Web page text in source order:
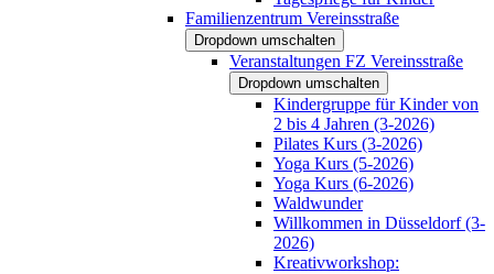
Familienzentrum Vereinsstraße
Dropdown umschalten
Veranstaltungen FZ Vereinsstraße
Dropdown umschalten
Kindergruppe für Kinder von
2 bis 4 Jahren (3-2026)
Pilates Kurs (3-2026)
Yoga Kurs (5-2026)
Yoga Kurs (6-2026)
Waldwunder
Willkommen in Düsseldorf (3-
2026)
Kreativworkshop: